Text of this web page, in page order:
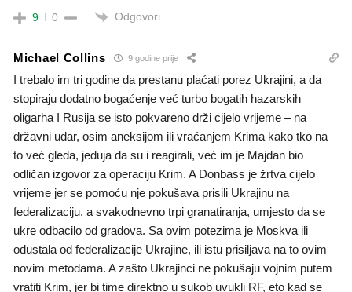
9 0 Odgovori
Michael Collins 9 godine prije
I trebalo im tri godine da prestanu plaćati porez Ukrajini, a da
stopiraju dodatno bogaćenje već turbo bogatih hazarskih
oligarha I Rusija se isto pokvareno drži cijelo vrijeme – na
državni udar, osim aneksijom ili vraćanjem Krima kako tko na
to već gleda, jeduja da su i reagirali, već im je Majdan bio
odličan izgovor za operaciju Krim. A Donbass je žrtva cijelo
vrijeme jer se pomoću nje pokušava prisili Ukrajinu na
federalizaciju, a svakodnevno trpi granatiranja, umjesto da se
ukre odbacilo od gradova. Sa ovim potezima je Moskva ili
odustala od federalizacije Ukrajine, ili istu prisiljava na to ovim
novim metodama. A zašto Ukrajinci ne pokušaju vojnim putem
vratiti Krim, jer bi time direktno u sukob uvukli RF, eto kad se